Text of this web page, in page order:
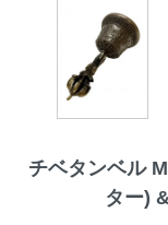
チベタンベル
ター)